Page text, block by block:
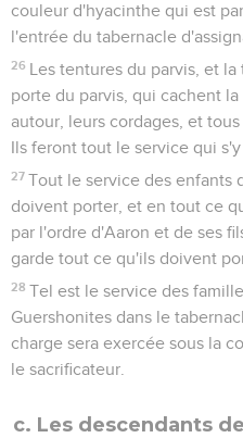
couleur d'hyacinthe qui est
l'entrée du tabernacle
26 Les tentures du parvis, et
porte du parvis, qui cachent
autour, leurs cordages, et
Ils feront tout le service qui s'y
27 Tout le service des enfants
doivent porter, et en tout ce
par l'ordre d'Aaron et de ses
garde tout ce qu'ils doivent
28 Tel est le service des
Guershonites dans le
charge sera exercée sous la
le sacrificateur.
c. Les descendants